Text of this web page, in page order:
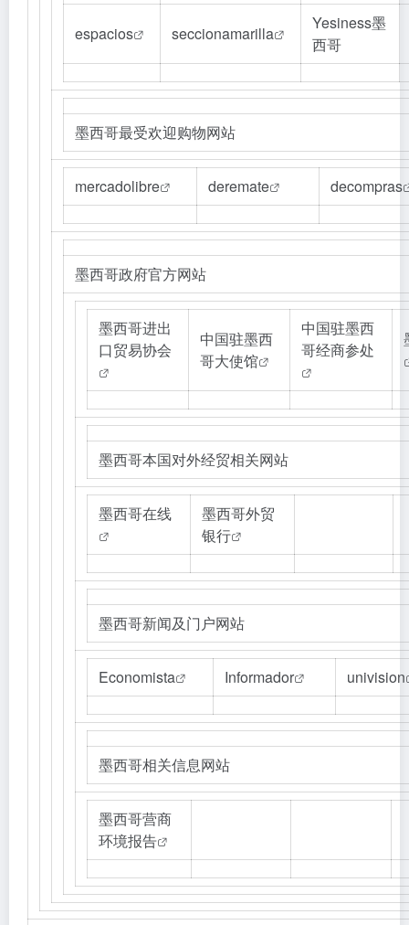
espacios seccionamarilla
Yesiness墨
西哥
墨西哥最受欢迎购物网站
mercadolibre deremate decompras
墨西哥政府官方网站
墨西哥进出
口贸易协会
中国驻墨西
哥大使馆
中国驻墨西
哥经商参处
墨西哥本国对外经贸相关网站
墨西哥在线
墨西哥外贸
银行
墨西哥新闻及门户网站
Economista Informador univision
墨西哥相关信息网站
墨西哥营商
环境报告